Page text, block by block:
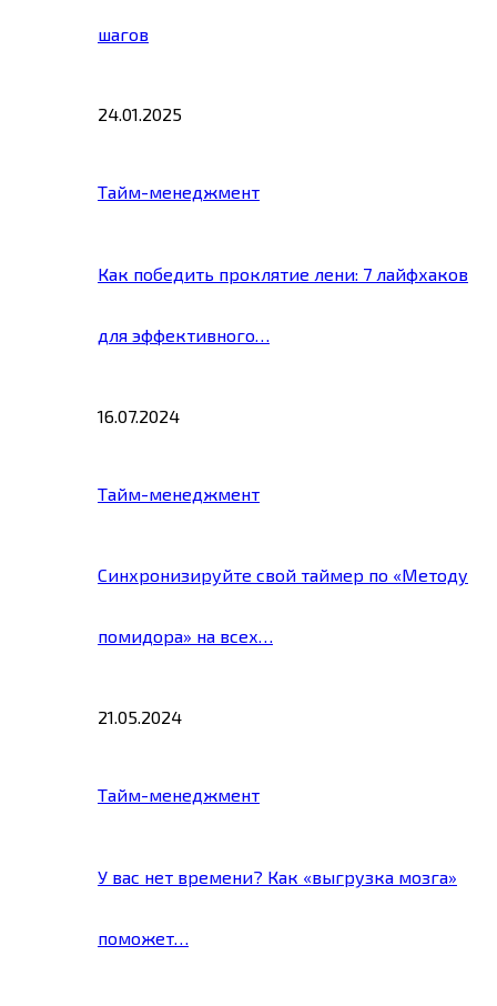
шагов
24.01.2025
Тайм-менеджмент
Как победить проклятие лени: 7 лайфхаков
для эффективного…
16.07.2024
Тайм-менеджмент
Синхронизируйте свой таймер по «Методу
помидора» на всех…
21.05.2024
Тайм-менеджмент
У вас нет времени? Как «выгрузка мозга»
поможет…